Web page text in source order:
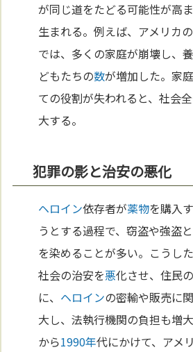
が同じ道をたどる可能性が高
生まれる。例えば、アメリカ
では、多くの家庭が崩壊し、
どもたちの数が増加した。家
ての役割が失われると、社会
大する。
犯罪の影と治安の悪化
ヘロイン依存者が薬物を購入
うとする過程で、窃盗や強盗
を染めることが多い。こうし
社会の治安を悪化させ、住民
に、 ヘロインの密輸や販売に
大し、法執行機関の負担も増
から1990年代にかけて、アメ